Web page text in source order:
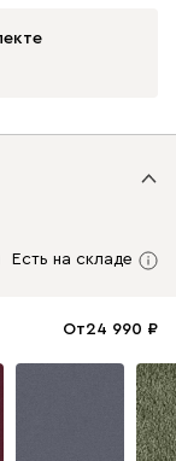
Есть на складе
От24 990